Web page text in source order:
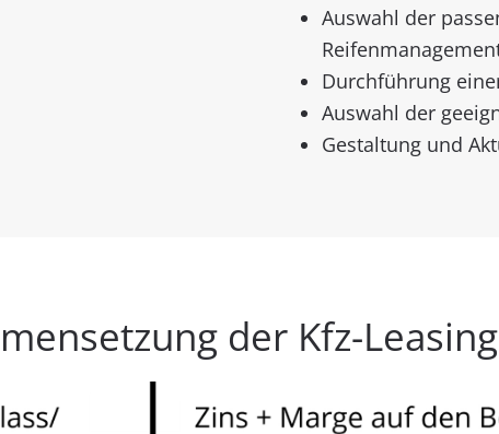
Auswahl der
Durchführung
Auswahl der
Gestaltung und
der Kfz-